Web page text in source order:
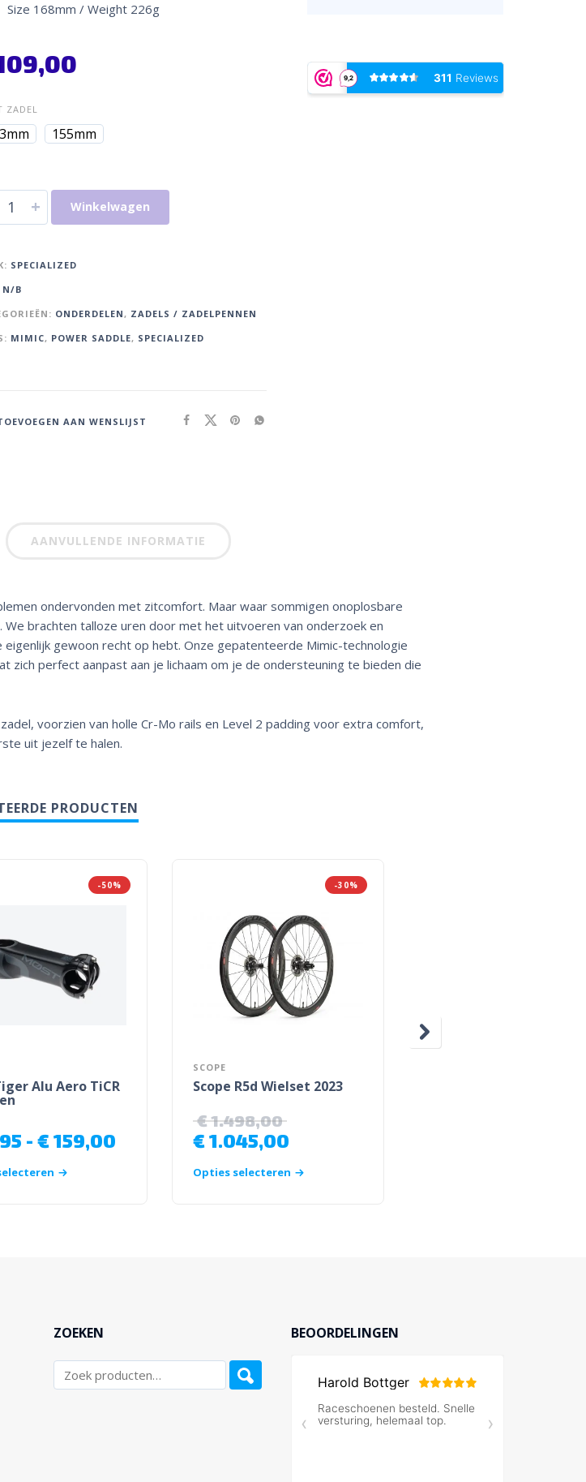
Size 168mm / Weight 226g
ZADEL
155mm
+ Winkelwagen
SPECIALIZED
N/B
ONDERDELEN, ZADELS / ZADELPENNEN
MIMIC, POWER SADDLE, SPECIALIZED
AAN WENSLIJST
AANVULLENDE INFORMATIE
ondervonden met zitcomfort. Maar waar sommigen onoplosbare
brachten talloze uren door met het uitvoeren van onderzoek en
gewoon recht op hebt. Onze gepatenteerde Mimic-technologie
perfect aanpast aan je lichaam om je de ondersteuning te bieden die
voorzien van holle Cr-Mo rails en Level 2 padding voor extra comfort,
uit jezelf te halen.
PRODUCTEN
-50%
Alu Aero TiCR
- €159,00
-30%
SCOPE
Scope R5d Wielset 2023
€1.498,00
€1.045,00
Opties selecteren
ZOEKEN BEOORDELINGEN